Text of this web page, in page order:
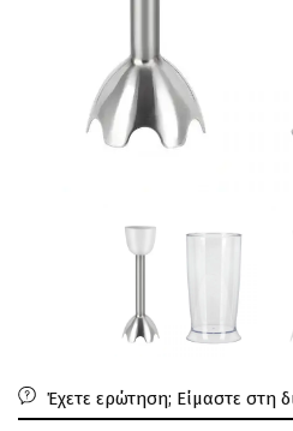
Έχετε ερώτηση; Είμαστε στη